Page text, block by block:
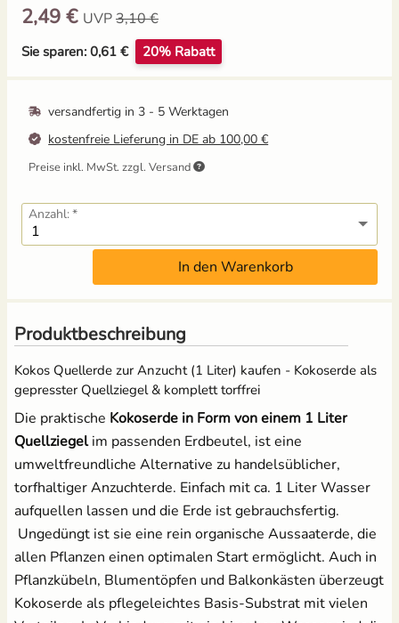
2,49 € UVP3,10 €
Sie sparen: 0,61 € 20% Rabatt
versandfertig in3 - 5 Werktagen
kostenfreie Lieferung in DE ab 100,00 €
Preise inkl. MwSt. zzgl. Versand
Anzahl:
In den Warenkorb
Produktbeschreibung
Kokos Quellerde zur Anzucht (1 Liter) kaufen - Kokoserde als
gepresster Quellziegel & komplett torffrei
Die praktische Kokoserde in Form von einem 1 Liter
Quellziegelim passenden Erdbeutel, ist eine
umweltfreundliche Alternative zu handelsüblicher,
torfhaltiger Anzuchterde. Einfach mit ca. 1 Liter Wasser
aufquellen lassen und die Erde ist gebrauchsfertig.
Ungedüngt ist sie eine rein organische Aussaaterde, die
allen Pflanzen einen optimalen Start ermöglicht. Auch in
Pflanzkübeln, Blumentöpfen und Balkonkästen überzeugt
Kokoserde als pflegeleichtes Basis-Substrat mit vielen
Küchenkräuter
Kürbis
Melone
Paprika
Porree/ Lauch
Radieschen
Rosenkohl
Rote Bete
Salat
Spinat
Tomaten
Robuste Tomatensorten
Romatomaten
Schwarze Tomaten
Tomatensamen Set